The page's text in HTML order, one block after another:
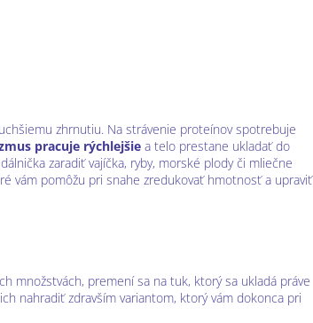
zhrnutiu. Na strávenie proteínov spotrebuje
pracuje rýchlejšie a telo prestane ukladať do
zaradiť vajíčka, ryby, morské plody či mliečne
vám pomôžu pri snahe zredukovať hmotnosť a upraviť
množstvách, premení sa na tuk, ktorý sa ukladá práve
nahradiť zdravším variantom, ktorý vám dokonca pri